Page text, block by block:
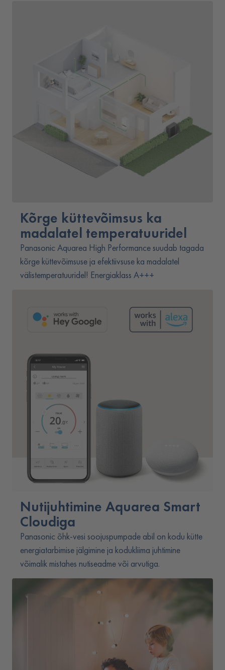
Kõrge küttevõimsus ka
madalatel temperatuuridel
Panasonic Aquarea High Performance suudab tagada
kõrge küttevõimsuse ja efektiivsuse ka madalatel
välistemperatuuridel! Energiaklass A+++
Nutijuhtimine Aquarea Smart
Cloudiga
Panasonic õhk-vesi soojuspumpade abil on kodu kütte
energiatarbimise jälgimine ja kodukliima juhtimine
võimalik mistahes nutiseadme või arvutiga.